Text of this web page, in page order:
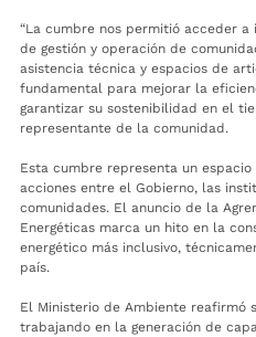
“La cumbre nos permitió acceder
de gestión y operación de
asistencia técnica y espacios de
fundamental para mejorar la
garantizar su sostenibilidad en el
representante de la comunidad.
Esta cumbre representa un
acciones entre el Gobierno, las
comunidades. El anuncio de la
Energéticas marca un hito en la
energético más inclusivo,
país.
El Ministerio de Ambiente reafirmó
trabajando en la generación de